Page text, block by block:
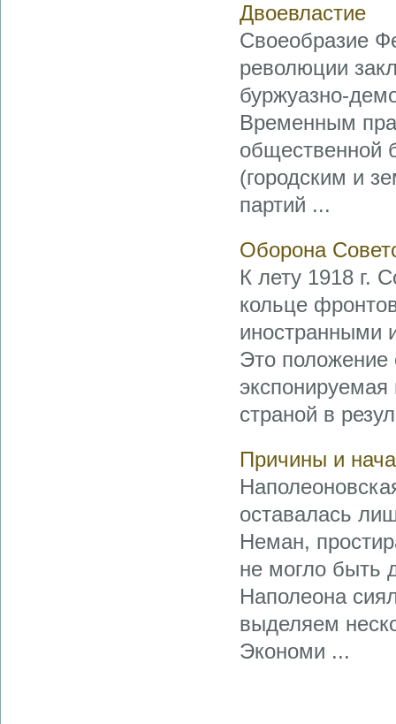
Двоевластие
Своеобразие
революции
буржуазно-
Временным
общественной
(городским и
партий ...
Оборона
К лету 1918 г.
кольце
иностранными
Это положение
страной в
Причины и
оставалась
Неман,
не могло быть
Наполеона
выделяем
Экономи ...